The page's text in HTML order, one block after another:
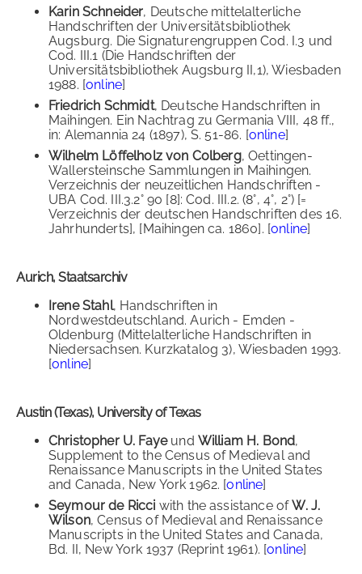
Karin Schneider, Deutsche mittelalterliche
Handschriften der Universitätsbibliothek
Augsburg. Die Signaturengruppen Cod. I.3 und
Cod. III.1 (Die Handschriften der
Universitätsbibliothek Augsburg II,1), Wiesbaden
1988. [online]
Friedrich Schmidt, Deutsche Handschriften in
Maihingen. Ein Nachtrag zu Germania VIII, 48 ff.,
in: Alemannia 24 (1897), S. 51-86. [online]
Wilhelm Löffelholz von Colberg, Oettingen-
Wallersteinsche Sammlungen in Maihingen.
Verzeichnis der neuzeitlichen Handschriften -
UBA Cod. III.3.2° 90 [8]: Cod. III.2. (8°, 4°, 2°) [=
Verzeichnis der deutschen Handschriften des 16.
Jahrhunderts], [Maihingen ca. 1860]. [online]
Aurich, Staatsarchiv
Irene Stahl, Handschriften in
Nordwestdeutschland. Aurich - Emden -
Oldenburg (Mittelalterliche Handschriften in
Niedersachsen. Kurzkatalog 3), Wiesbaden 1993.
[online]
Austin (Texas), University of Texas
Christopher U. Fayeund William H. Bond,
Supplement to the Census of Medieval and
Renaissance Manuscripts in the United States
and Canada, New York 1962. [online]
Seymour de Ricci with the assistance ofW. J.
Wilson, Census of Medieval and Renaissance
Manuscripts in the United States and Canada,
Bd. II, New York 1937 (Reprint 1961). [online]